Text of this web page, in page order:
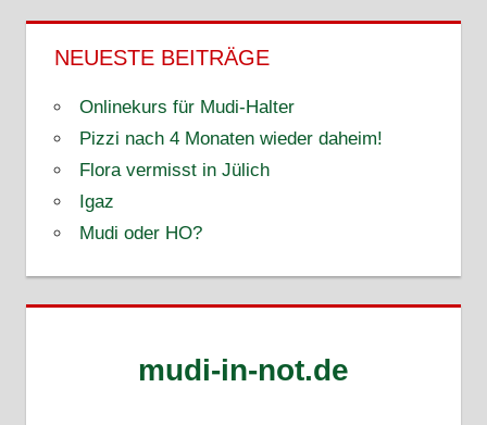
NEUESTE BEITRÄGE
Onlinekurs für Mudi-Halter
Pizzi nach 4 Monaten wieder daheim!
Flora vermisst in Jülich
Igaz
Mudi oder HO?
mudi-in-not.de